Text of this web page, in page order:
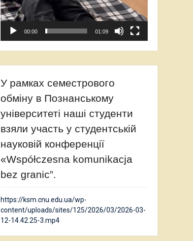
00:00 01:09
У рамках семестрового
обміну в Познанському
університеті наші студенти
взяли участь у студентській
науковій конференції
«Współczesna komunikacja
bez granic”.
https://ksm.cnu.edu.ua/wp-
content/uploads/sites/125/2026/03/2026-03-
12-14.42.25-3.mp4